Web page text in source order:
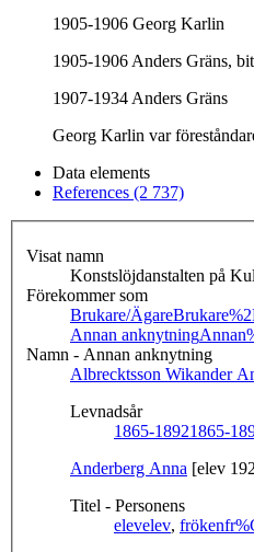
1905-1906 Georg Karlin
1905-1906 Anders Gräns,
1907-1934 Anders Gräns
Georg Karlin var
Data elements
References (2 737)
Visat namn
Konstslöjdanstalten på
Förekommer som
Brukare/Ägare
Annan anknytning
Namn - Annan anknytning
Albrecktsson Wikander
Levnadsår
1865-18921865-
Anderberg Anna [elev
Titel - Personens
elevelev, fröken